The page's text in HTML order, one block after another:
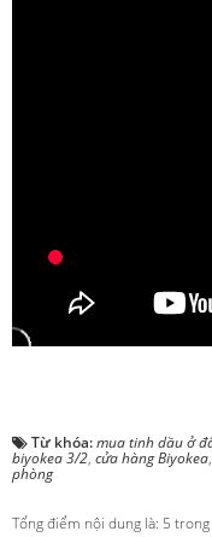
Từ khóa:mua tinh dầu ở
biyokea 3/2, cửa hàng Biyokea,
phòng
Tổng điểm nội dung là: 5